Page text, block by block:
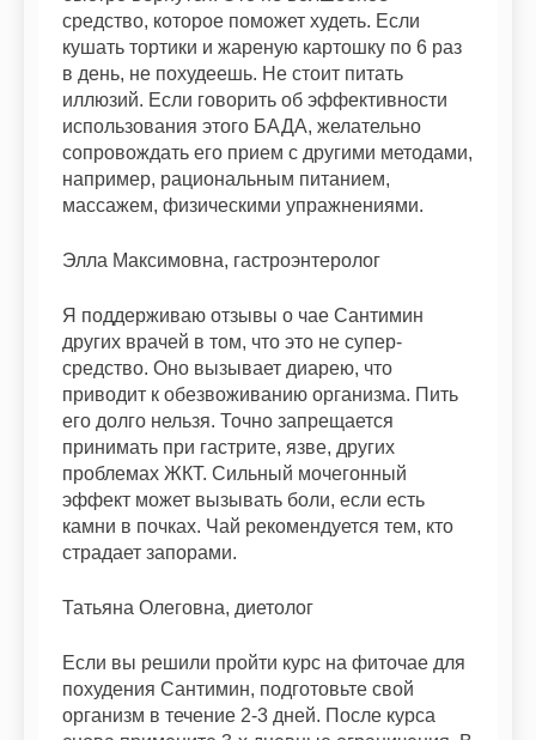
средство, которое поможет худеть. Если
кушать тортики и жареную картошку по 6 раз
в день, не похудеешь. Не стоит питать
иллюзий. Если говорить об эффективности
использования этого БАДА, желательно
сопровождать его прием с другими методами,
например, рациональным питанием,
массажем, физическими упражнениями.
Элла Максимовна, гастроэнтеролог
Я поддерживаю отзывы о чае Сантимин
других врачей в том, что это не супер-
средство. Оно вызывает диарею, что
приводит к обезвоживанию организма. Пить
его долго нельзя. Точно запрещается
принимать при гастрите, язве, других
проблемах ЖКТ. Сильный мочегонный
эффект может вызывать боли, если есть
камни в почках. Чай рекомендуется тем, кто
страдает запорами.
Татьяна Олеговна, диетолог
Если вы решили пройти курс на фиточае для
похудения Сантимин, подготовьте свой
организм в течение 2-3 дней. После курса